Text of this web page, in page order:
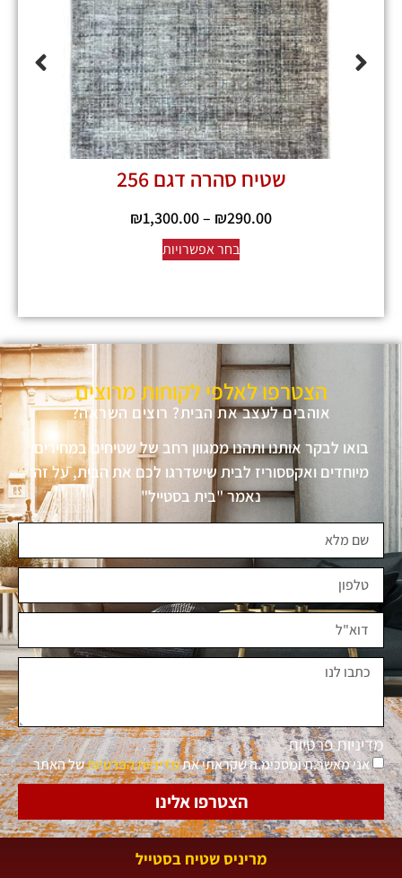
שטיח סהרה דגם 256
₪290.00
–
₪1,300.00
בחר אפשרויות
הצטרפו לאלפי לקוחות מרוצים
אוהבים לעצב את הבית? רוצים השראה?
בואו לבקר אותנו ותהנו ממגוון רחב של שטיחים במחירים
מיוחדים ואקססוריז לבית שישדרגו לכם את הבית, על זה
נאמר "בית בסטייל"
מדיניות פרטיות
אני מאשר.ת ומסכימ.ה שקראתי אתמדיניות הפרטיותשל האתר
הצטרפו אלינו
מריניס שטיח בסטייל